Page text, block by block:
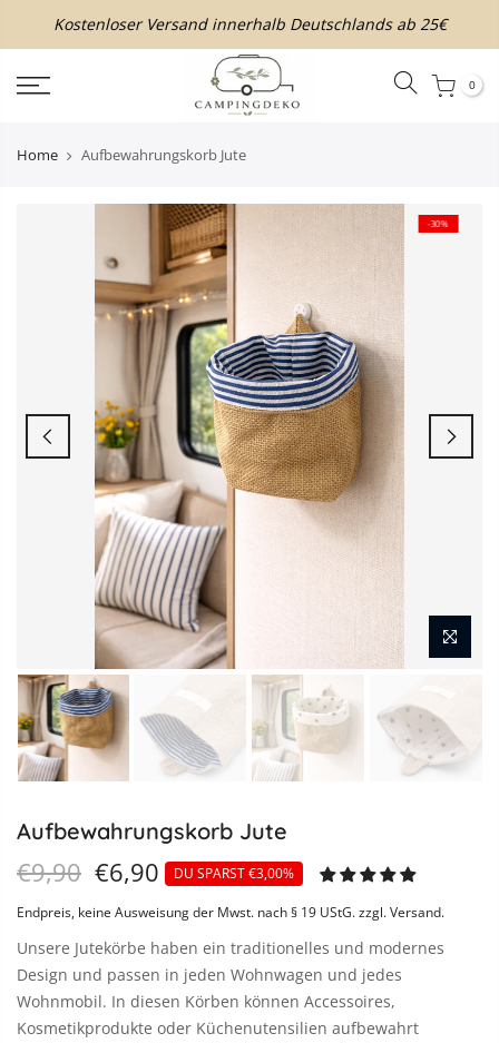
überspringen
Kostenloser Versand innerhalb Deutschlands ab 25€
0
Home Aufbewahrungskorb Jute
-30%
Aufbewahrungskorb Jute
€9,90 €6,90 DU SPARST €3,00%
Endpreis, keine Ausweisung der Mwst. nach § 19 UStG.zzgl. Versand.
Unsere Jutekörbe haben ein traditionelles und modernes
Design und passen in jeden Wohnwagen und jedes
Wohnmobil. In diesen Körben können Accessoires,
Kosmetikprodukte oder Küchenutensilien aufbewahrt